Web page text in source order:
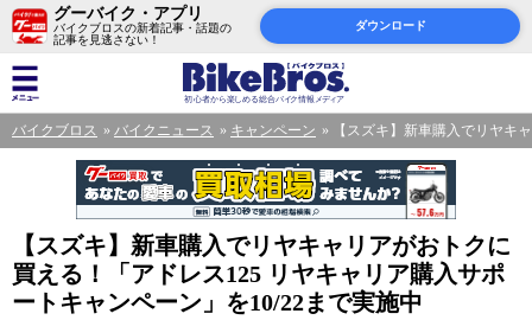
グーバイク・アプリ
バイクブロスの新着記事・話題の
記事を見逃さない！
ダウンロード
バイクブロス バイクニュース キャンペーン 【スズキ】新車購入でリヤキ
【スズキ】新車購入でリヤキャリアがおトクに
買える！「アドレス125 リヤキャリア購入サポ
ートキャンペーン」を10/22まで実施中